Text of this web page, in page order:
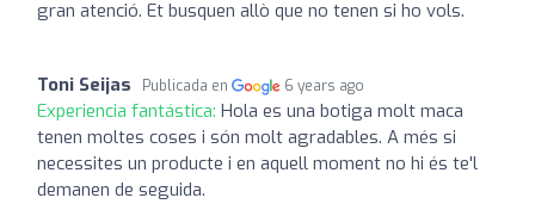
gran atenció. Et busquen allò que no tenen si ho vols.
Toni Seijas Publicada en 6 years ago
Experiencia fantástica: Hola es una botiga molt maca
tenen moltes coses i són molt agradables. A més si
necessites un producte i en aquell moment no hi és te'l
demanen de seguida.